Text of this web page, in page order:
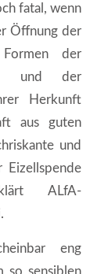
fatal, wenn
Öffnung der
der
und der
Herkunft
aus guten
und
Eizellspende
ALfA-
eng
so sensiblen